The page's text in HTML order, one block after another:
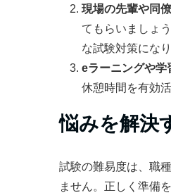
現場の先輩や同
てもらいましょ
な試験対策になり
eラーニングや学
休憩時間を有効
悩みを解決
試験の難易度は、職
ません。正しく準備